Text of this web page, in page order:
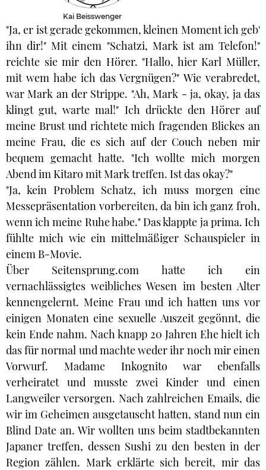
Kai Beisswenger
"Ja, er ist gerade gekommen, kleinen Moment ich geb'
ihn dir!" Mit einem "Schatzi, Mark ist am Telefon!"
reichte sie mir den Hörer. "Hallo, hier Karl Müller,
mit wem habe ich das Vergnügen?" Wie verabredet,
war Mark an der Strippe. "Ah, Mark - ja, okay, ja das
klingt gut, warte mal!" Ich drückte den Hörer auf
meine Brust und richtete mich fragenden Blickes an
meine Frau, die es sich auf der Couch neben mir
bequem gemacht hatte. "Ich wollte mich morgen
Abend im Kitaro mit Mark treffen. Ist das okay?"
"Ja, kein Problem Schatz, ich muss morgen eine
Messepräsentation vorbereiten, da bin ich ganz froh,
wenn ich meine Ruhe habe." Das klappte ja prima. Ich
fühlte mich wie ein mittelmäßiger Schauspieler in
einem B-Movie.
Über Seitensprung.com hatte ich ein
vernachlässigtes weibliches Wesen im besten Alter
kennengelernt. Meine Frau und ich hatten uns vor
einigen Monaten eine sexuelle Auszeit gegönnt, die
kein Ende nahm. Nach knapp 20 Jahren Ehe hielt ich
das für normal und machte weder ihr noch mir einen
Vorwurf. Madame Inkognito war ebenfalls
verheiratet und musste zwei Kinder und einen
Langweiler versorgen. Nach zahlreichen Emails, die
wir im Geheimen ausgetauscht hatten, stand nun ein
Blind Date an. Wir wollten uns beim stadtbekannten
Japaner treffen, dessen Sushi zu den besten in der
Region zählen. Mark erklärte sich bereit, mir das